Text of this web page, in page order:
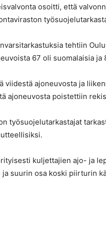
osoitti, että
tehtiin
67 oli suomalaisia ja
viidestä ajoneuvosta ja
ajoneuvosta poistettiin
työsuojelutarkastajat
kuljettajien ajo- ja
suurin osa koski piirturin